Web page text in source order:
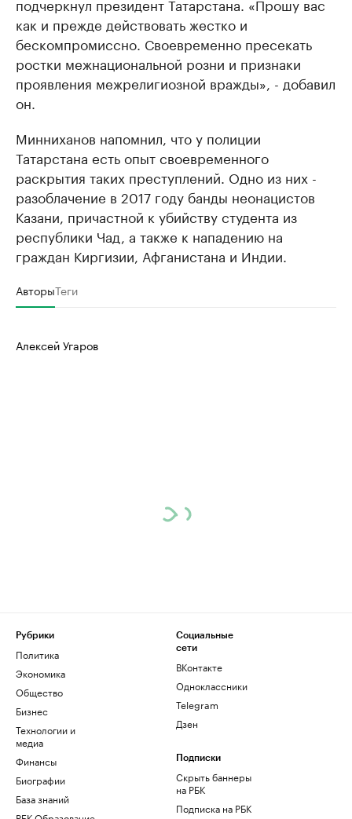
как и прежде действовать жестко и
бескомпромиссно. Своевременно пресекать
ростки межнациональной розни и признаки
проявления межрелигиозной вражды», - добавил
он.
Минниханов напомнил, что у полиции
Татарстана есть опыт своевременного
раскрытия таких преступлений. Одно из них -
разоблачение в 2017 году банды неонацистов
Казани, причастной к убийству студента из
республики Чад, а также к нападению на
граждан Киргизии, Афганистана и Индии.
АвторыТеги
Алексей Угаров
Рубрики
Политика
Экономика
Общество
Бизнес
Технологии и
медиа
Финансы
Биографии
База знаний
Социальные
сети
ВКонтакте
Одноклассники
Telegram
Дзен
Подписки
Скрыть баннеры
на РБК
Подписка на РБК